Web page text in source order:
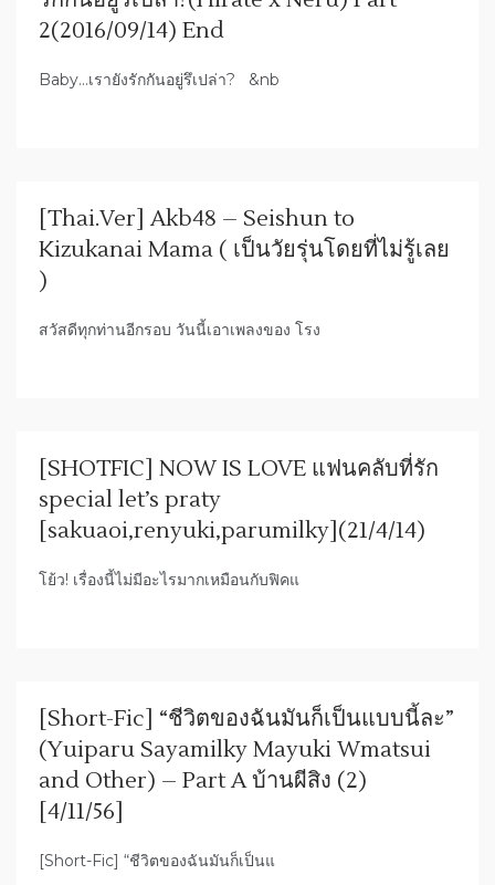
2(2016/09/14) End
Baby…เรายังรักกันอยู่รึเปล่า? &nb
[Thai.Ver] Akb48 – Seishun to
Kizukanai Mama ( เป็นวัยรุ่นโดยที่ไม่รู้เลย
)
สวัสดีทุกท่านอีกรอบ วันนี้เอาเพลงของ โรง
[SHOTFIC] NOW IS LOVE แฟนคลับที่รัก
special let’s praty
[sakuaoi,renyuki,parumilky](21/4/14)
โย้ว! เรื่องนี้ไม่มีอะไรมากเหมือนกับฟิคแ
[Short-Fic] “ชีวิตของฉันมันก็เป็นแบบนี้ละ”
(Yuiparu Sayamilky Mayuki Wmatsui
and Other) – Part A บ้านผีสิง (2)
[4/11/56]
[Short-Fic] “ชีวิตของฉันมันก็เป็นแ